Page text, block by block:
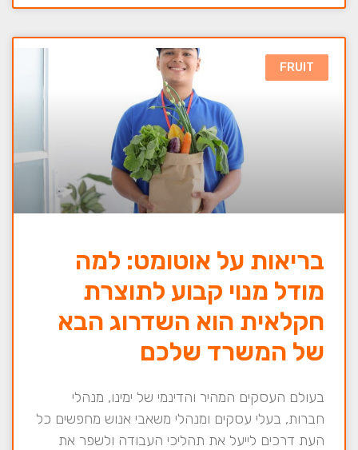
FRUIT
בריאות על אוטומט: למה
מודל מנוי קבוע לתוצרת
חקלאית הוא השדרוג הבא
של המשרד שלכם
בעולם העסקים המהיר והדינמי של ימינו, מנהלי
חברות, בעלי עסקים ומנהלי משאבי אנוש מחפשים כל
העת דרכים לייעל את תהליכי העבודה ולשפר את